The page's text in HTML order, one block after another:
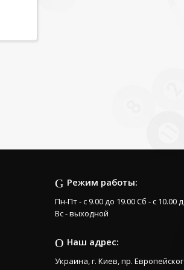
Режим работы:
Пн-Пт - с 9.00 до 19.00 Сб - с 10.00
Вс - выходной
Наш адрес:
Украина, г. Киев, пр.